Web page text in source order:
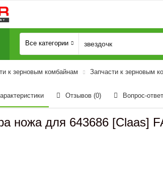
Все категории
к зерновым комбайнам Запчасти к зерновым
Отзывов (0) Вопрос-ответ
ножа для 643686 [Claas]